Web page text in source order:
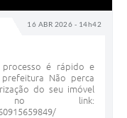
16 ABR 2026 - 14h42
processo é rápido e
Não perca
do seu imóvel
no link: